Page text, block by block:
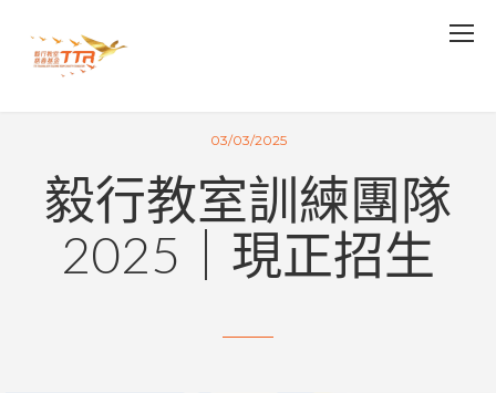
03/03/2025
毅行教室訓練團隊
2025｜現正招生